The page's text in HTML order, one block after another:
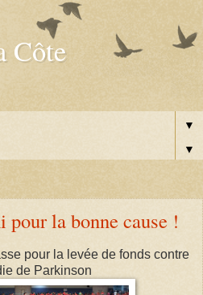
Côte
▼
▼
la bonne cause !
pour la levée de fonds contre
de Parkinson